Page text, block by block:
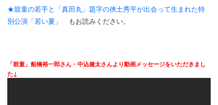
★鼓童の若手と「真田丸」題字の挾土秀平が出会って生まれた特
別公演「若い夏」
もお読みください。
「鼓童」船橋裕一郎さん・中込健太さんより動画メッセージをいただきまし
た↓